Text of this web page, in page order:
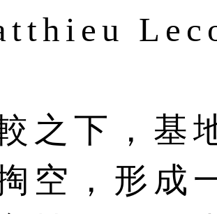
之下，基
空，形成